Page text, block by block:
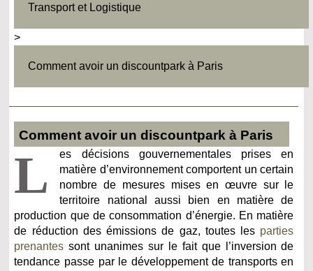
Transport et Logistique
>
Comment avoir un discountpark à Paris
Comment avoir un discountpark à Paris
L
es décisions gouvernementales prises en
matière d’environnement comportent un certain
nombre de mesures mises en œuvre sur le
territoire national aussi bien en matière de
production que de consommation d’énergie. En matière
de réduction des émissions de gaz, toutes les parties
prenantes sont unanimes sur le fait que l’inversion de
tendance passe par le développement de transports en